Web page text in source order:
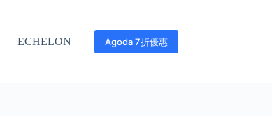
ECHELON Agoda 7折優惠